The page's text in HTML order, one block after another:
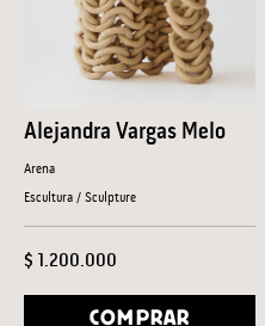
Alejandra Vargas Melo
Arena
Escultura / Sculpture
$ 1.200.000
COMPRAR